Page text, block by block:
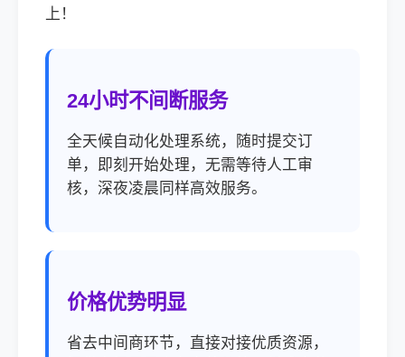
上！
24小时不间断服务
全天候自动化处理系统，随时提交订
单，即刻开始处理，无需等待人工审
核，深夜凌晨同样高效服务。
价格优势明显
省去中间商环节，直接对接优质资源，